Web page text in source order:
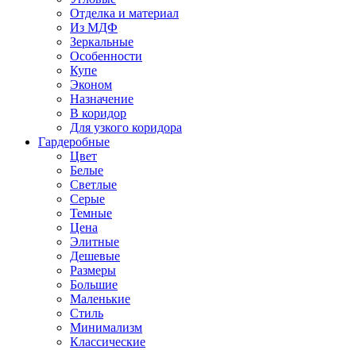
Отделка и материал
Из МДФ
Зеркальные
Особенности
Купе
Эконом
Назначение
В коридор
Для узкого коридора
Гардеробные
Цвет
Белые
Светлые
Серые
Темные
Цена
Элитные
Дешевые
Размеры
Большие
Маленькие
Стиль
Минимализм
Классические